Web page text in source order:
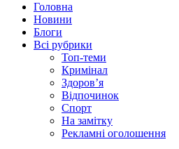
Головна
Новини
Блоги
Всі рубрики
Топ-теми
Кримінал
Здоров’я
Відпочинок
Спорт
На замітку
Рекламні оголошення